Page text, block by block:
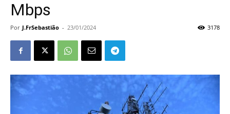
Mbps
Por J.FrSebastião - 23/01/2024 3178